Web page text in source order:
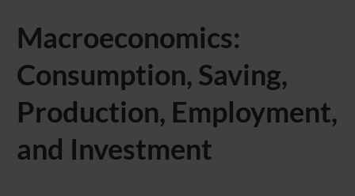
Macroeconomics:
Consumption, Saving,
Production, Employment,
and Investment